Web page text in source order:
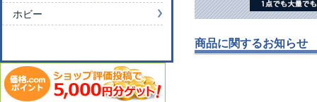
商品に関するお知らせ
ホビー